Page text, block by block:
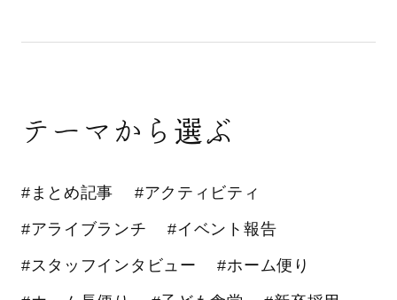
テーマから選ぶ
#まとめ記事 #アクティビティ
#アライブランチ #イベント報告
#スタッフインタビュー #ホーム便り